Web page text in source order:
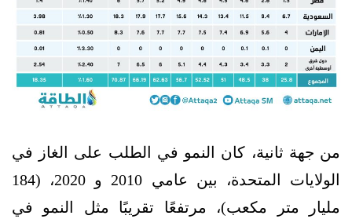
من جهة ثانية، كان النمو في الطلب على الغاز في
الولايات المتحدة، بين عامي 2010 و 2020، (184
مليار متر مكعب)، مرتفعًا تقريبًا مثل النمو في